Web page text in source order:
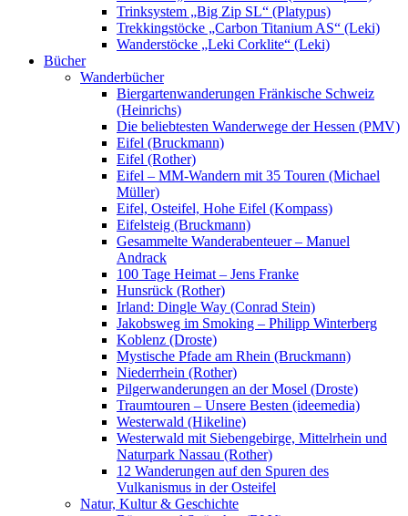
Trinksystem „Big Zip SL“ (Platypus)
Trekkingstöcke „Carbon Titanium AS“ (Leki)
Wanderstöcke „Leki Corklite“ (Leki)
Bücher
Wanderbücher
Biergartenwanderungen Fränkische Schweiz
(Heinrichs)
Die beliebtesten Wanderwege der Hessen (PMV)
Eifel (Bruckmann)
Eifel (Rother)
Eifel – MM-Wandern mit 35 Touren (Michael
Müller)
Eifel, Osteifel, Hohe Eifel (Kompass)
Eifelsteig (Bruckmann)
Gesammelte Wanderabenteuer – Manuel
Andrack
100 Tage Heimat – Jens Franke
Hunsrück (Rother)
Irland: Dingle Way (Conrad Stein)
Jakobsweg im Smoking – Philipp Winterberg
Koblenz (Droste)
Mystische Pfade am Rhein (Bruckmann)
Niederrhein (Rother)
Pilgerwanderungen an der Mosel (Droste)
Traumtouren – Unsere Besten (ideemedia)
Westerwald (Hikeline)
Westerwald mit Siebengebirge, Mittelrhein und
Naturpark Nassau (Rother)
12 Wanderungen auf den Spuren des
Vulkanismus in der Osteifel
Natur, Kultur & Geschichte